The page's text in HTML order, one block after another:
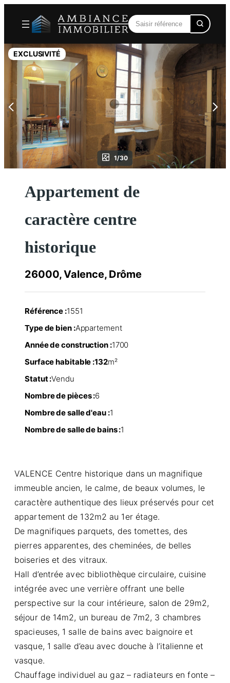
contenu
EXCLUSIVITÉ
1/30
Appartement de
caractère centre
historique
26000, Valence, Drôme
Référence :1551
Type de bien :Appartement
Année de construction :1700
Surface habitable :132m²
Statut :Vendu
Nombre de pièces :6
Nombre de salle d'eau :1
Nombre de salle de bains :1
VALENCE Centre historique dans un magnifique
immeuble ancien, le calme, de beaux volumes, le
caractère authentique des lieux préservés pour cet
appartement de 132m2 au 1er étage.
De magnifiques parquets, des tomettes, des
pierres apparentes, des cheminées, de belles
boiseries et des vitraux.
Hall d’entrée avec bibliothèque circulaire, cuisine
intégrée avec une verrière offrant une belle
perspective sur la cour intérieure, salon de 29m2,
séjour de 14m2, un bureau de 7m2, 3 chambres
spacieuses, 1 salle de bains avec baignoire et
vasque, 1 salle d’eau avec douche à l’italienne et
vasque.
Chauffage individuel au gaz – radiateurs en fonte –